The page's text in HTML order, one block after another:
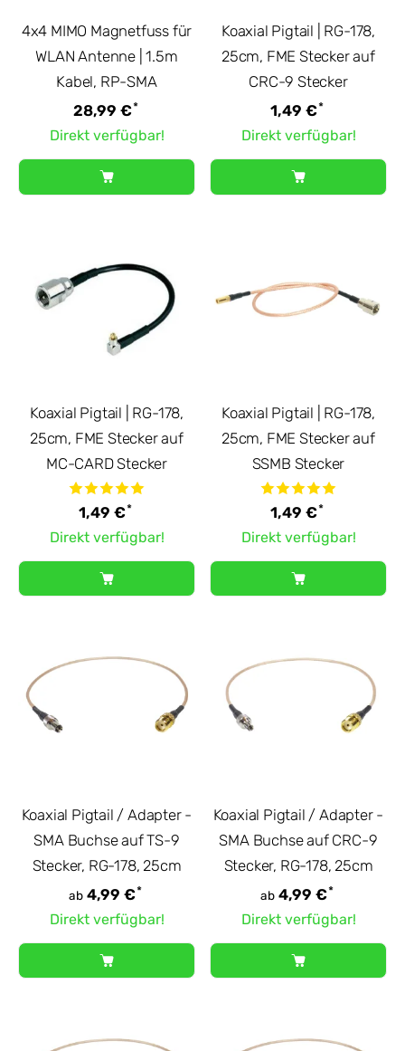
4x4 MIMO Magnetfuss für
WLAN Antenne | 1.5m
Kabel, RP-SMA
28,99 €*
Direkt verfügbar!
Koaxial Pigtail | RG-178,
25cm, FME Stecker auf
CRC-9 Stecker
1,49 €*
Direkt verfügbar!
Koaxial Pigtail | RG-178,
25cm, FME Stecker auf
MC-CARD Stecker
1,49 €*
Direkt verfügbar!
Koaxial Pigtail | RG-178,
25cm, FME Stecker auf
SSMB Stecker
1,49 €*
Direkt verfügbar!
Koaxial Pigtail / Adapter -
SMA Buchse auf TS-9
Stecker, RG-178, 25cm
ab 4,99 €*
Direkt verfügbar!
Koaxial Pigtail / Adapter -
SMA Buchse auf CRC-9
Stecker, RG-178, 25cm
ab 4,99 €*
Direkt verfügbar!